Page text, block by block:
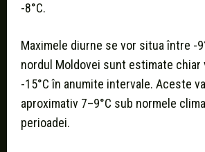
-8°C.
Maximele diurne se vor situa între -
nordul Moldovei sunt estimate chiar
-15°C în anumite intervale. Aceste
aproximativ 7–9°C sub normele
perioadei.